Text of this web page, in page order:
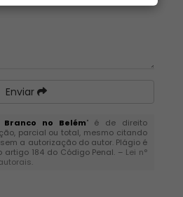
Enviar
Branco no Belém" é de direito
parcial ou total, mesmo citando
a autorização do autor. Plágio é
184 do Código Penal. – Lei n°
.